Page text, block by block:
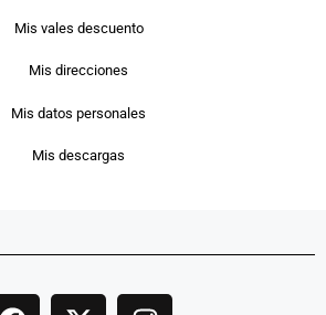
Mis vales descuento
Mis direcciones
Mis datos personales
Mis descargas